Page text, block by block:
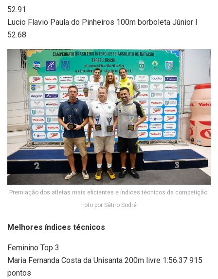
52.91
Lucio Flavio Paula do Pinheiros 100m borboleta Júnior I
52.68
Premiação dos atletas mais eficientes e índices técnicos da competição.
Foto por Sátiro Sodré
Melhores índices técnicos
Feminino Top 3
Maria Fernanda Costa da Unisanta 200m livre 1:56.37 915
pontos